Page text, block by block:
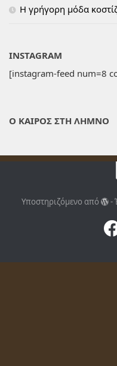
H γρήγορη μόδα
INSTAGRAM
[instagram-feed num=8
Ο ΚΑΙΡΟΣ ΣΤΗ ΛΗΜΝΟ
Υποστηριζόμενο από -